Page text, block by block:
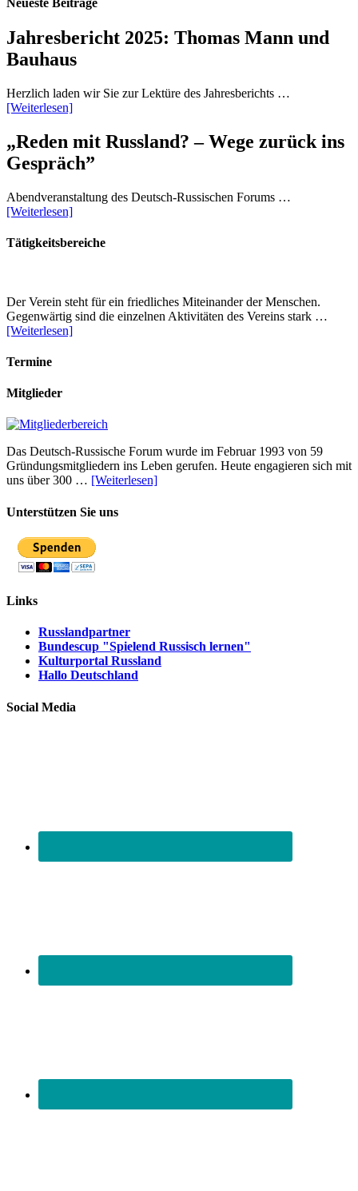
Neueste Beiträge
Jahresbericht 2025: Thomas Mann und
Bauhaus
Herzlich laden wir Sie zur Lektüre des Jahresberichts …
[Weiterlesen]
„Reden mit Russland? – Wege zurück ins
Gespräch”
Abendveranstaltung des Deutsch-Russischen Forums …
[Weiterlesen]
Tätigkeitsbereiche
Der Verein steht für ein friedliches Miteinander der Menschen.
Gegenwärtig sind die einzelnen Aktivitäten des Vereins stark …
[Weiterlesen]
Termine
Mitglieder
Das Deutsch-Russische Forum wurde im Februar 1993 von 59
Gründungsmitgliedern ins Leben gerufen. Heute engagieren sich mit
uns über 300 … [Weiterlesen]
Unterstützen Sie uns
Links
Russlandpartner
Bundescup "Spielend Russisch lernen"
Kulturportal Russland
Hallo Deutschland
Social Media